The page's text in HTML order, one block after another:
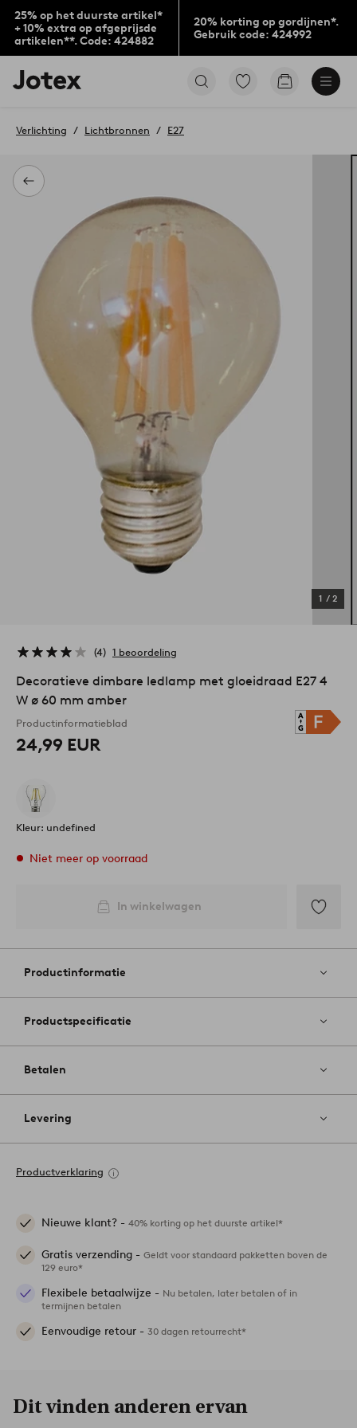
25% op het duurste artikel*
+ 10% extra op afgeprijsde
artikelen**. Code: 424882
20% korting op gordijnen*.
Gebruik code: 424992
Jotex
logo
to
home
page
Ga
Go
Terug
Verlichting Lichtbronnen E27
1 / 2
4 1 beoordeling
Decoratieve dimbare ledlamp met gloeidraad E27 4
W ø 60 mm amber
Productinformatieblad
24,99 EUR
Kleur: undefined
Niet meer op voorraad
In winkelwagen
aan
Productinformatie
Productspecificatie
Betalen
Levering
Productverklaring
Nieuwe klant? - 40% korting op het duurste artikel*
Gratis verzending - Geldt voor standaard pakketten boven de
129 euro*
Flexibele betaalwijze - Nu betalen, later betalen of in
termijnen betalen
Eenvoudige retour - 30 dagen retourrecht*
Dit vinden anderen ervan